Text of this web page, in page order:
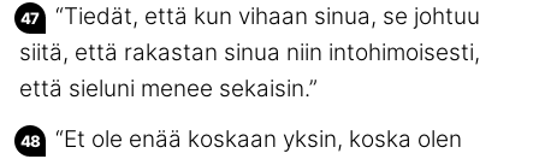
“Tiedät, että kun vihaan sinua, se johtuu
siitä, että rakastan sinua niin intohimoisesti,
että sieluni menee sekaisin.”
“Et ole enää koskaan yksin, koska olen